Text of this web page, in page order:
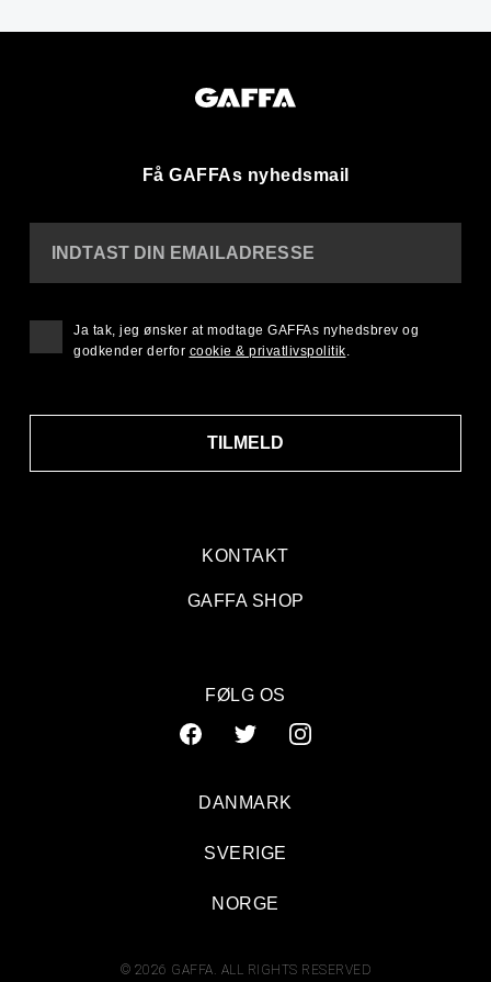
Få GAFFAs nyhedsmail
KONTAKT
GAFFA SHOP
INDTAST DIN EMAILADRESSE
TILMELD
Ja tak, jeg ønsker at modtage GAFFAs nyhedsbrev og
godkender derfor cookie & privatlivspolitik.
FØLG OS
© 2026 GAFFA. ALL RIGHTS RESERVED
DANMARK
SVERIGE
NORGE